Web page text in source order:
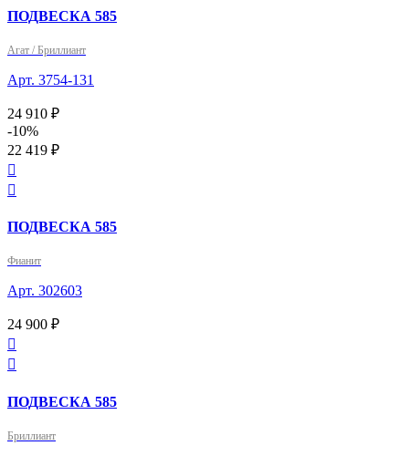
ПОДВЕСКА 585
Агат / Бриллиант
Арт. 3754-131
24 910 ₽
-10%
22 419 ₽


ПОДВЕСКА 585
Фианит
Арт. 302603
24 900 ₽


ПОДВЕСКА 585
Бриллиант